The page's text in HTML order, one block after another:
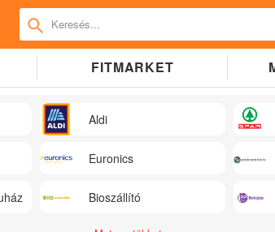
FITMARKET
Aldi
Euronics
Bioszállító